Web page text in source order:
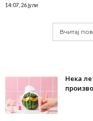
14:07, 26 јули
Вчитај
Нека